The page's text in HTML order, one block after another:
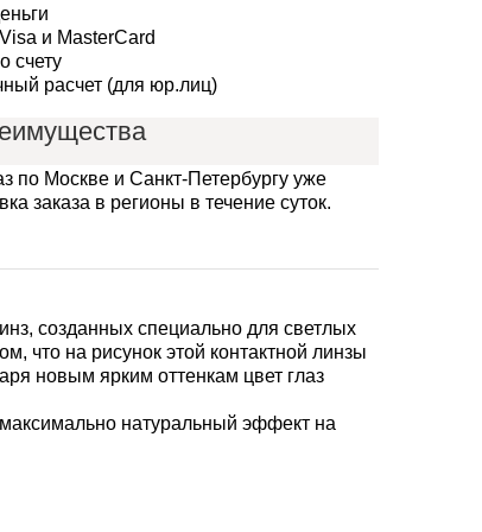
и MasterCard
счету
расчет (для юр.лиц)
от 12 месяцев
по SMS
и обмен - без проблем.
способы оплаты
по Москве и Санкт-Петербургу уже
заказа в регионы в течение суток.
созданных специально для светлых
что на рисунок этой контактной линзы
новым ярким оттенкам цвет глаз
натуральный эффект на